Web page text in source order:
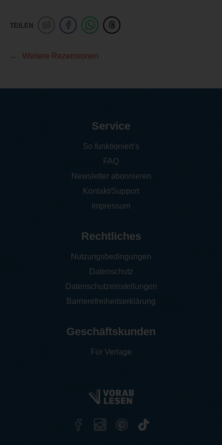
TEILEN
Weitere Rezensionen
Service
So funktioniert‘s
FAQ
Newsletter abonnieren
Kontakt/Support
Impressum
Rechtliches
Nutzungsbedingungen
Datenschutz
Datenschutzeinstellungen
Barrierefreiheitserklärung
Geschäftskunden
Für Verlage